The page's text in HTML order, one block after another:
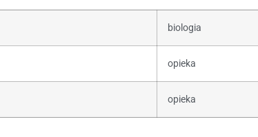
biologia
opieka
opieka